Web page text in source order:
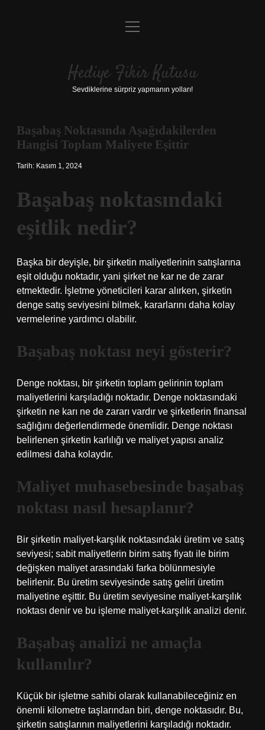
Anasayfa
Yasal Uyarı
menüyü
Hediye Fikir Kutusu
Sevdiklerine sürpriz yapmanın yolları!
Başabaş Noktasında Aşağıdakilerden
Hangisi Toplam Maliyete Eşittir
Tarih: Kasım 1, 2024
Başabaş noktasındaki
eşitlik nedir?
Başka bir deyişle, bir şirketin maliyetlerinin satışlarına
eşit olduğu noktadır, yani şirket ne kar ne de zarar
etmektedir. İşletme yöneticileri karar alırken, şirketin
denge satış seviyesini bilmek, kararlarını daha kolay
vermelerine yardımcı olabilir.
Başabaş noktası neyi gösterir?
Denge noktası, bir şirketin toplam gelirinin toplam
maliyetlerini karşıladığı noktadır. Denge noktasındaki
şirketin ne karı ne de zararı vardır ve şirketlerin finansal
sağlığını değerlendirmede önemlidir. Denge noktası
belirlenen şirketin karlılığı ve maliyet yapısı analiz
edilmesi daha kolaydır.
Maliyet muhasebesinde başabaş
noktası nasıl hesaplanır?
Bir şirketin maliyet-karşılık noktasındaki üretim ve satış
seviyesi; sabit maliyetlerin birim satış fiyatı ile birim
değişken maliyet arasındaki farka bölünmesiyle
belirlenir. Bu üretim seviyesinde satış geliri üretim
maliyetine eşittir. Bu üretim seviyesine maliyet-karşılık
noktası denir ve bu işleme maliyet-karşılık analizi denir.
Başabaş analizi ne amaçla
kullanılır?
Küçük bir işletme sahibi olarak kullanabileceğiniz en
önemli kilometre taşlarından biri, denge noktasıdır. Bu,
şirketin satışlarının maliyetlerini karşıladığı noktadır.